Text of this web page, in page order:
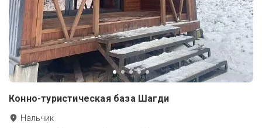
Конно-туристическая база Шагди
Нальчик